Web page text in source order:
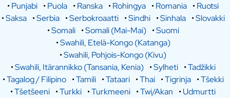
•Punjabi •Puola •Ranska •Rohingya •Romania •Ruotsi
•Saksa •Serbia •Serbokroaatti •Sindhi •Sinhala •Slovakki
•Somali •Somali (Mai-Mai) •Suomi
•Swahili, Etelä-Kongo (Katanga)
•Swahili, Pohjois-Kongo (Kivu)
•Swahili, Itärannikko (Tansania, Kenia) •Sylheti •Tadžikki
•Tagalog / Filipino •Tamili •Tataari •Thai •Tigrinja •Tšekki
•Tšetšeeni •Turkki •Turkmeeni •Twi/Akan •Udmurtti